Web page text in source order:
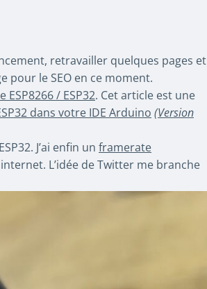
retravailler quelques pages et
pour le SEO en ce moment.
ESP8266 / ESP32. Cet article est une
dans votre IDE Arduino (Version
J’ai enfin un framerate
L’idée de Twitter me branche